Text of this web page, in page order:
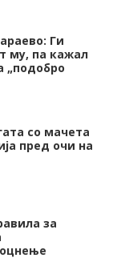
Ги
му, па кажал
„подобро
со мачета
пред очи на
за